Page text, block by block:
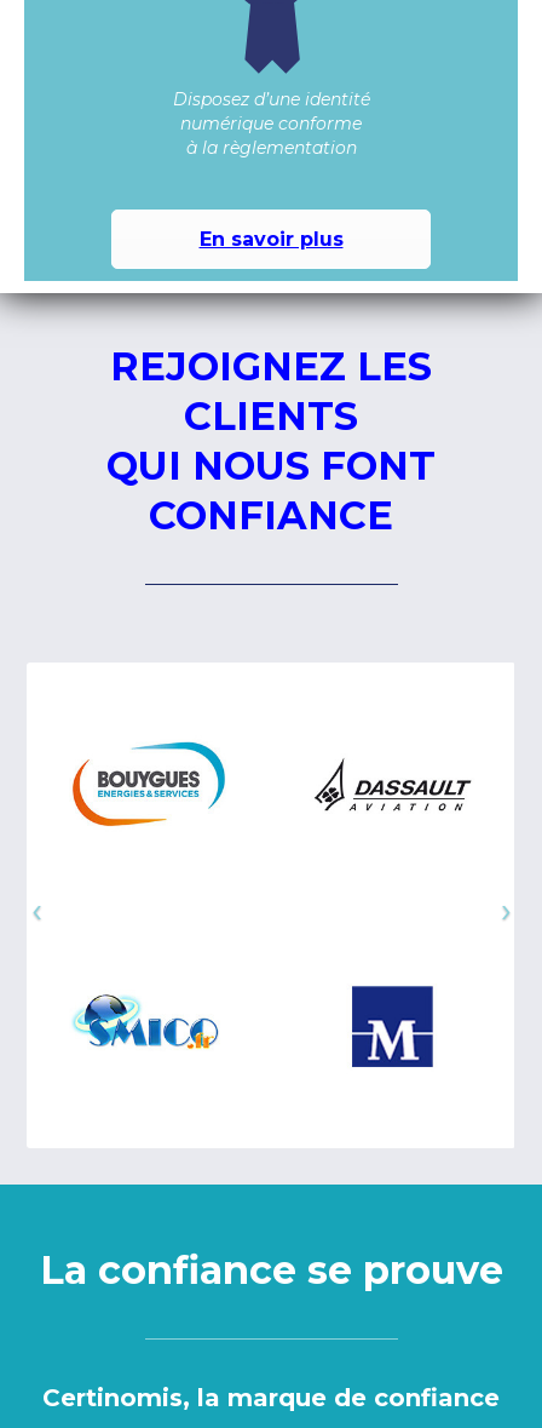
Disposez d’une identité
numérique conforme
à la règlementation
En savoir plus
REJOIGNEZ LES
CLIENTS
QUI NOUS FONT
CONFIANCE
La confiance se prouve
Certinomis, la marque de confiance